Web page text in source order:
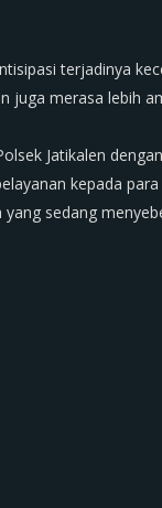
terjadinya
juga merasa lebih
Jatikalen
kepada
sedang